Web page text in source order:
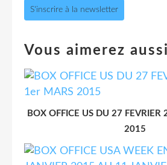
S'inscrire à la newsletter
Vous aimerez
BOX OFFICE US DU 27
2015